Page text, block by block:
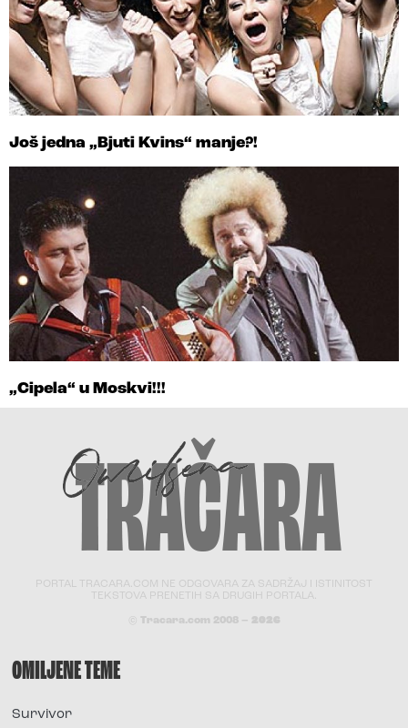
Još jedna „Bjuti Kvins“ manje?!
„Cipela“ u Moskvi!!!
PORTAL TRACARA.COM NE ODGOVARA ZA SADRŽAJ I ISTINITOST
TEKSTOVA PRENETIH SA DRUGIH PORTALA.
© Tracara.com 2008 – 2026
OMILJENE TEME
Survivor